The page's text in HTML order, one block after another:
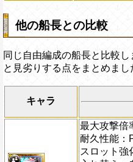
他の船長との比較
同じ自由編成の船長と比較
と見劣りする点をまとめまし
キャラ
最大攻撃倍
耐久性能：
スロット強